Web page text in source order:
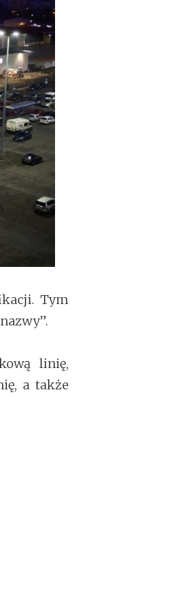
Tym
linię,
a także